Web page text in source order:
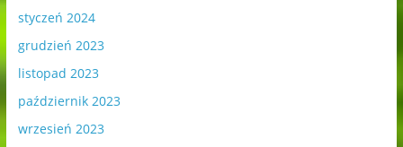
styczeń 2024
grudzień 2023
listopad 2023
październik 2023
wrzesień 2023